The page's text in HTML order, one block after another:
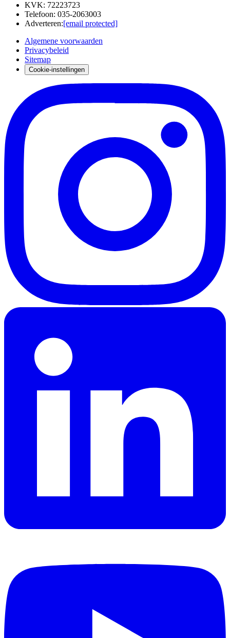
KVK: 72223723
Telefoon: 035-2063003
Adverteren:[email protected]
Algemene voorwaarden
Privacybeleid
Sitemap
Cookie-instellingen